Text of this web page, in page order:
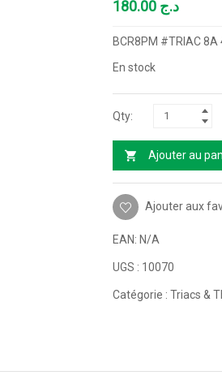
د.ج
BCR8PM #TRIAC
En stock
Ajouter au
Ajouter aux
EAN: N/A
UGS : 10070
Catégorie : Triacs &